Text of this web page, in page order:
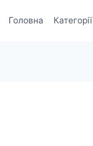
Головна Категорії